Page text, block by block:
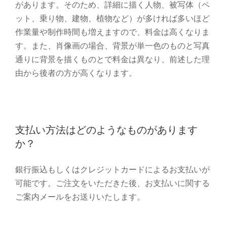
があります。そのため、詳細に描く人物、被写体（ペ
ット、乗り物、建物、植物など）が多ければ多いほど
作業量や制作時間も増えますので、料金は高くなりま
す。また、肖像画の場合、背景が単一色のものと写真
通りに背景を描くものとで料金は異なり、前述した理
由から後者の方が高くなります。
支払い方法はどのようなものがあります
か？
銀行振込もしくはクレジットカードによるお支払いが
可能です。ご注文をいただきた後、お支払いに関する
ご案内メールをお送りいたします。